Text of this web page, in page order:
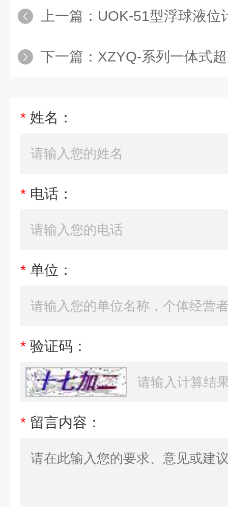
上一篇： UOK-51型浮球液位
下一篇： XZYQ-系列一体式
* 姓名：
* 电话：
* 单位：
* 验证码：
* 留言内容：